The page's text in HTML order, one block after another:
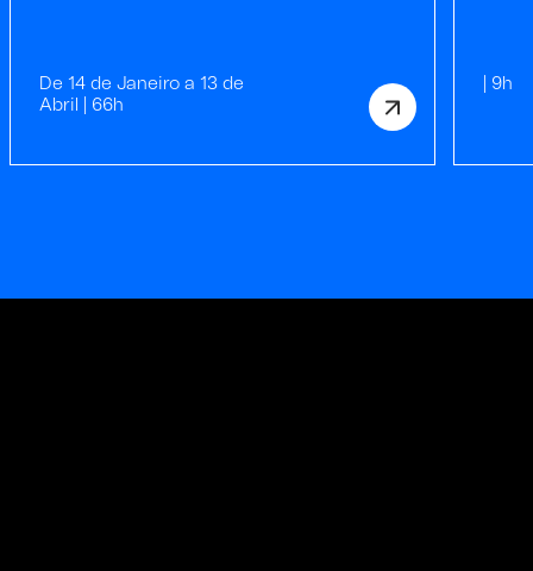
De 14 de Janeiro a 13 de
Abril | 66h
| 9h